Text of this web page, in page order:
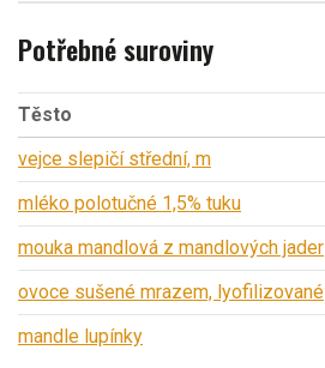
Potřebné suroviny
Těsto
vejce slepičí střední, m
mléko polotučné 1,5% tuku
mouka mandlová z mandlových jader
ovoce sušené mrazem, lyofilizované
mandle lupínky